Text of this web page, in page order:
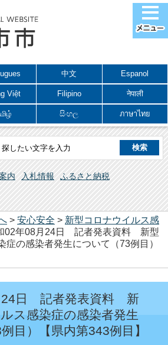
中文 Espanol
Việt Filipino नेपाली
සිංහල ภาษาไทย
内 入札情報
ふるさと納税
> 安心安全 > 新型コロナウイルス感
02年08月24日 記者発表資料 新型
症の感染者発生について（73例目）
24日 記者発表資料 新
ス感染症の感染者発生
目）【県内第343例目】